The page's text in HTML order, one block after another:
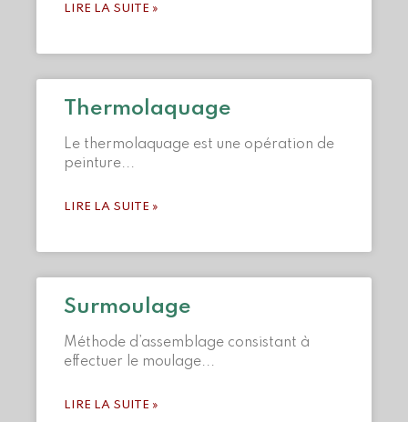
LIRE LA SUITE »
Thermolaquage
Le thermolaquage est une opération de
peinture
LIRE LA SUITE »
Surmoulage
Méthode d’assemblage consistant à
effectuer le moulage
LIRE LA SUITE »